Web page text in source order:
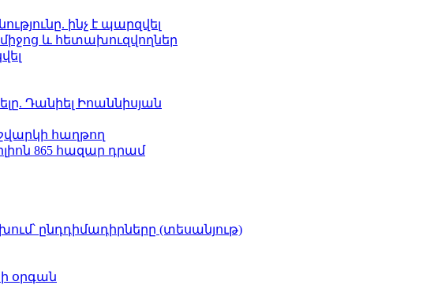
ինչ է պարզվել
և հետախուզվողներ
Դանիել Իոաննիսյան
հաղթող
865 հազար դրամ
ընդդիմադիրները (տեսանյութ)
օրգան